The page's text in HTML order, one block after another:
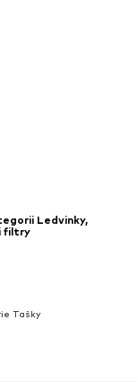
Ledvinky,
filtry
Tašky